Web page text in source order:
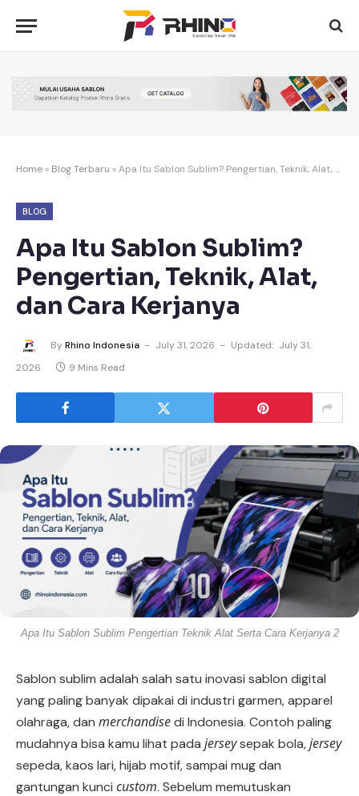
Home » Blog Terbaru »Apa Itu Sablon Sublim? Pengertian, Teknik, Alat, dan Cara Kerjanya
BLOG
Apa Itu Sablon Sublim?
Pengertian, Teknik, Alat,
dan Cara Kerjanya
ByRhino Indonesia July 31, 2026 Updated: July 31,
2026
9 Mins Read
Apa Itu Sablon Sublim Pengertian Teknik Alat Serta Cara Kerjanya 2
Sablon sublim adalah salah satu inovasi sablon digital
yang paling banyak dipakai di industri garmen, apparel
olahraga, dan merchandisedi Indonesia. Contoh paling
mudahnya bisa kamu lihat pada jerseysepak bola,jersey
sepeda, kaos lari, hijab motif, sampai mug dan
gantungan kunci custom. Sebelum memutuskan